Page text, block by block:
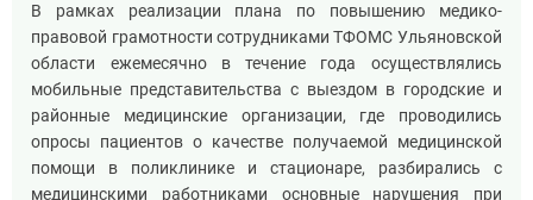
В рамках реализации плана по повышению медико-
правовой грамотности сотрудниками ТФОМС Ульяновской
области ежемесячно в течение года осуществлялись
мобильные представительства с выездом в городские и
районные медицинские организации, где проводились
опросы пациентов о качестве получаемой медицинской
помощи в поликлинике и стационаре, разбирались с
медицинскими работниками основные нарушения при